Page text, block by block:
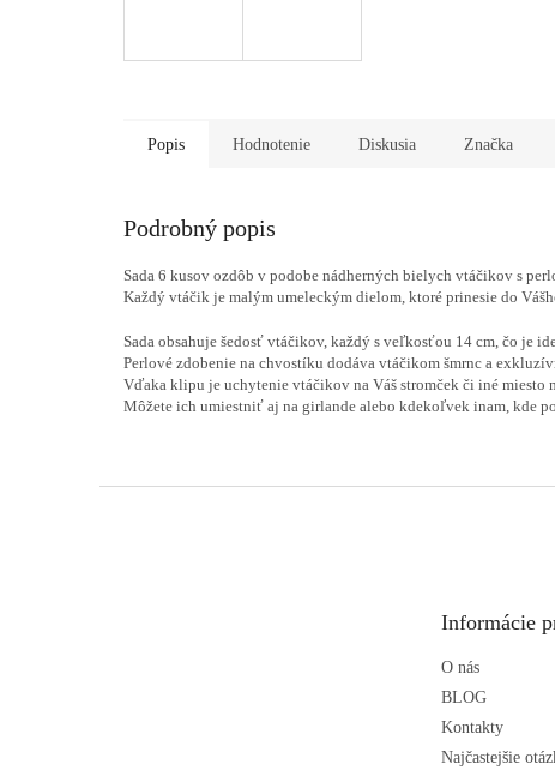
Popis Hodnotenie Diskusia Značka
Podrobný popis
Sada 6 kusov ozdôb v podobe nádherných bielych vtáčikov s
Každý vtáčik je malým umeleckým dielom, ktoré prinesie do
Sada obsahuje šedosť vtáčikov, každý s veľkosťou 14 cm, čo je
Perlové zdobenie na chvostíku dodáva vtáčikom šmrnc a
Vďaka klipu je uchytenie vtáčikov na Váš stromček či iné miesto
Môžete ich umiestniť aj na girlande alebo kdekoľvek inam, kde
Informácie
O nás
BLOG
Kontakty
Najčastejšie